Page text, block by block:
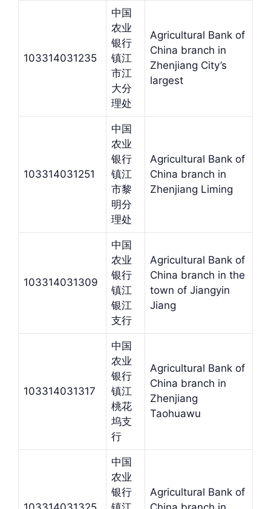
103314031235
中国
农业
银行
镇江
市江
大分
理处
Agricultural Bank of
China branch in
Zhenjiang City’s
largest
103314031251
中国
农业
银行
镇江
市黎
明分
理处
Agricultural Bank of
China branch in
Zhenjiang Liming
103314031309
中国
农业
银行
镇江
银江
支行
Agricultural Bank of
China branch in the
town of Jiangyin
Jiang
103314031317
中国
农业
银行
镇江
桃花
坞支
行
Agricultural Bank of
China branch in
Zhenjiang
Taohuawu
中国
农业
银行
Agricultural Bank of